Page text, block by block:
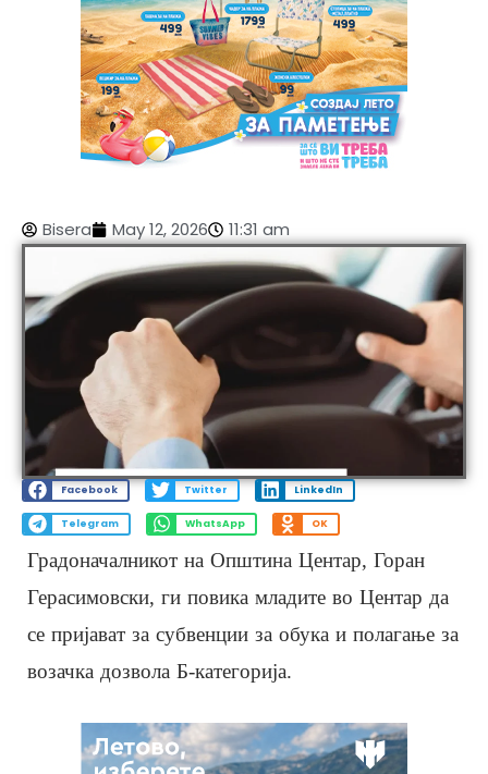
Bisera May 12, 2026 11:31 am
Facebook Twitter LinkedIn
Telegram WhatsApp OK
Градоначалникот на Општина Центар, Горан
Герасимовски, ги повика младите во Центар да
се пријават за субвенции за обука и полагање за
возачка дозвола Б-категорија.